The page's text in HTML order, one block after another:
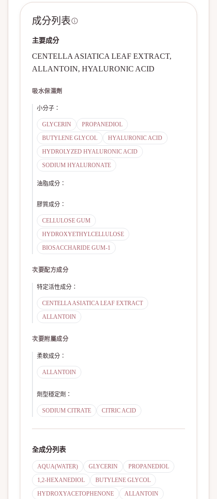
成分列表
主要成分
CENTELLA ASIATICA LEAF EXTRACT,
ALLANTOIN, HYALURONIC ACID
吸水保濕劑
小分子 ：
GLYCERIN
PROPANEDIOL
BUTYLENE GLYCOL
HYALURONIC ACID
HYDROLYZED HYALURONIC ACID
SODIUM HYALURONATE
油脂成分 ：
膠質成分 ：
CELLULOSE GUM
HYDROXYETHYLCELLULOSE
BIOSACCHARIDE GUM-1
次要配方成分
特定活性成分 ：
CENTELLA ASIATICA LEAF EXTRACT
ALLANTOIN
次要附屬成分
柔軟成分 ：
ALLANTOIN
劑型穩定劑 ：
SODIUM CITRATE CITRIC ACID
全成分列表
AQUA(WATER) GLYCERIN
PROPANEDIOL
1,2-HEXANEDIOL
BUTYLENE GLYCOL
HYDROXYACETOPHENONE
ALLANTOIN